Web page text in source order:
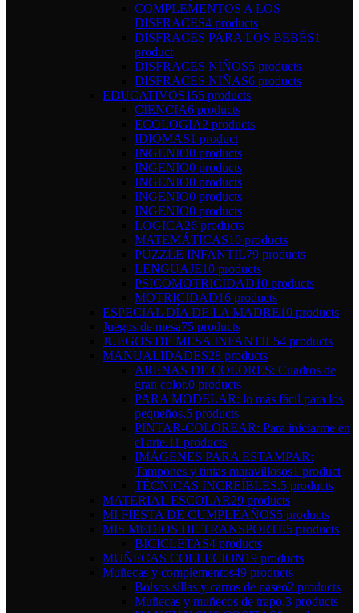
COMPLEMENTOS A LOS
DISFRACES4 products
DISFRACES PARA LOS BEBÉS1
product
DISFRACES NIÑOS5 products
DISFRACES NIÑAS6 products
EDUCATIVOS155 products
CIENCIA6 products
ECOLOGIA2 products
IDIOMAS1 product
INGENIO0 products
INGENIO0 products
INGENIO0 products
INGENIO0 products
INGENIO0 products
LOGICA26 products
MATEMÁTICAS10 products
PUZZLE INFANTIL79 products
LENGUAJE10 products
PSICOMOTRICIDAD10 products
MOTRICIDAD16 products
ESPECIAL DÍA DE LA MADRE10 products
Juegos de mesa75 products
JUEGOS DE MESA INFANTIL54 products
MANUALIDADES28 products
ARENAS DE COLORES: Cuadros de
gran color.0 products
PARA MODELAR: lo más fácil para los
pequeños.5 products
PINTAR-COLOREAR: Para iniciarme en
el arte.11 products
IMÁGENES PARA ESTAMPAR:
Tampones y tintas maravillosos1 product
TÉCNICAS INCREÍBLES.5 products
MATERIAL ESCOLAR29 products
MI FIESTA DE CUMPLEAÑOS5 products
MIS MEDIOS DE TRANSPORTE5 products
BICICLETAS4 products
MUÑECAS COLLECION19 products
Muñecas y complementos49 products
Bolsos sillas y carros de paseo2 products
Muñecas y muñecos de trapo.3 products